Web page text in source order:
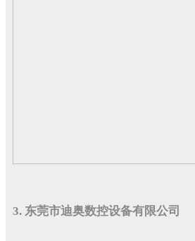
3. 东莞市迪奥数控设备有限公司